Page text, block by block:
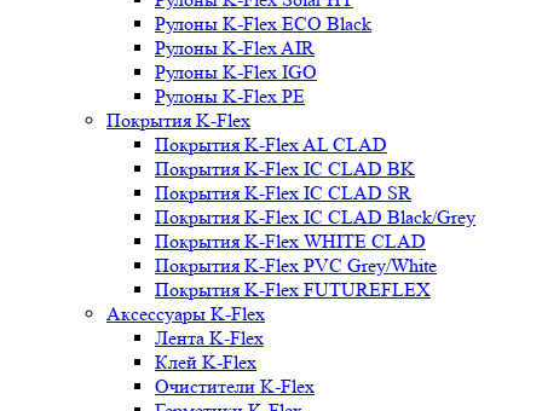
Рулоны K-Flex ECO Black
Рулоны K-Flex AIR
Рулоны K-Flex IGO
Рулоны K-Flex PE
Покрытия K-Flex
Покрытия K-Flex AL CLAD
Покрытия K-Flex IC CLAD BK
Покрытия K-Flex IC CLAD SR
Покрытия K-Flex IC CLAD Black/Grey
Покрытия K-Flex WHITE CLAD
Покрытия K-Flex PVC Grey/White
Покрытия K-Flex FUTUREFLEX
Аксессуары K-Flex
Лента K-Flex
Клей K-Flex
Очистители K-Flex